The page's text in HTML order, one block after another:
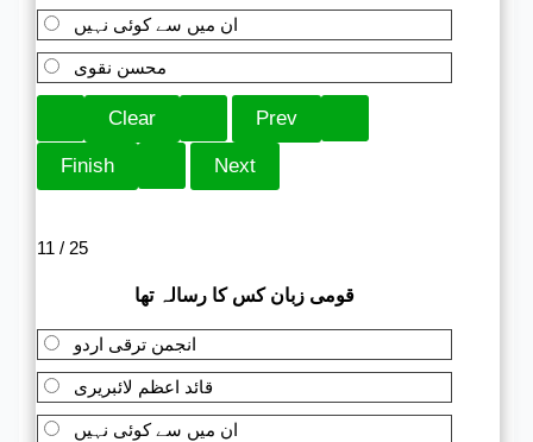
ان میں سے کوئی نہیں
محسن نقوی
11 / 25
قومی زبان کس کا رسالہ تھا
انجمن ترقی اردو
قائد اعظم لائبریری
ان میں سے کوئی نہیں